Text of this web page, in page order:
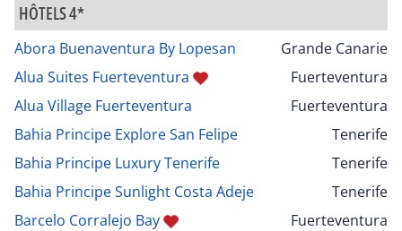
HÔTELS 4*
Abora Buenaventura By Lopesan
Grande Canarie
Alua Suites Fuerteventura
Fuerteventura
Alua Village Fuerteventura
Fuerteventura
Bahia Principe Explore San Felipe
Tenerife
Bahia Principe Luxury Tenerife
Tenerife
Bahia Principe Sunlight Costa Adeje
Tenerife
Barcelo Corralejo Bay
Fuerteventura